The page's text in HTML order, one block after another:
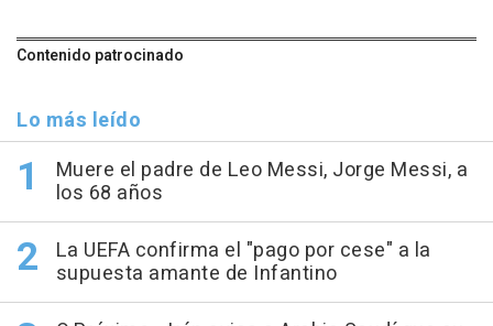
Contenido patrocinado
Lo más leído
Muere el padre de Leo Messi, Jorge Messi, a
los 68 años
La UEFA confirma el "pago por cese" a la
supuesta amante de Infantino